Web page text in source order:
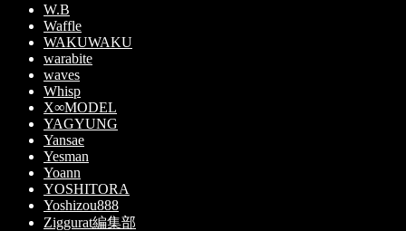
W.B
Waffle
WAKUWAKU
warabite
waves
Whisp
X∞MODEL
YAGYUNG
Yansae
Yesman
Yoann
YOSHITORA
Yoshizou888
Ziggurat編集部